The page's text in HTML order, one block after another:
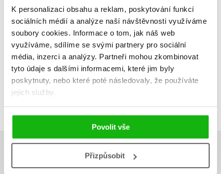
K personalizaci obsahu a reklam, poskytování funkcí
sociálních médií a analýze naší návštěvnosti využíváme
soubory cookies. Informace o tom, jak náš web
využíváme, sdílíme se svými partnery pro sociální
média, inzerci a analýzy. Partneři mohou zkombinovat
tyto údaje s dalšími informacemi, které jim byly
poskytnuty, nebo které poté následovaly, že používáte
jejich služby.
Povolit vše
Přizpůsobit
Do košíku
599 Kč
479 Kč
Do
HODNOCENÍ ČTENÁŘŮ